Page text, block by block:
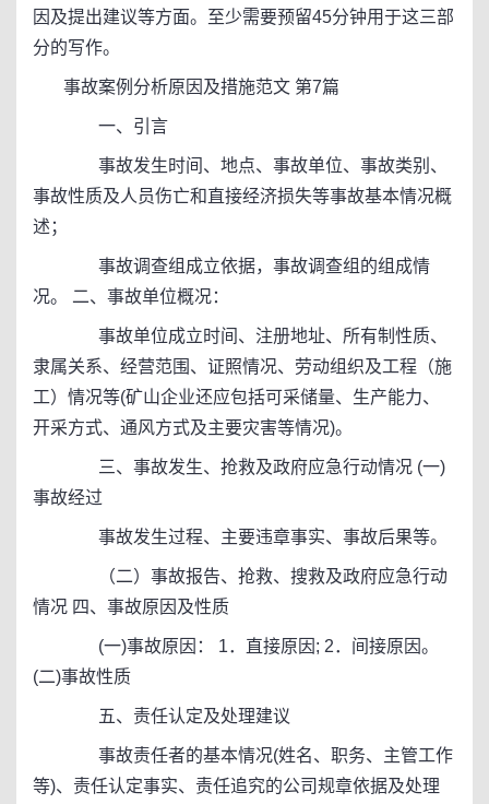
因及提出建议等方面。至少需要预留45分钟用于这三部
分的写作。
事故案例分析原因及措施范文 第7篇
一、引言
事故发生时间、地点、事故单位、事故类别、
事故性质及人员伤亡和直接经济损失等事故基本情况概
述；
事故调查组成立依据，事故调查组的组成情
况。 二、事故单位概况：
事故单位成立时间、注册地址、所有制性质、
隶属关系、经营范围、证照情况、劳动组织及工程（施
工）情况等(矿山企业还应包括可采储量、生产能力、
开采方式、通风方式及主要灾害等情况)。
三、事故发生、抢救及政府应急行动情况 (一)
事故经过
事故发生过程、主要违章事实、事故后果等。
（二）事故报告、抢救、搜救及政府应急行动
情况 四、事故原因及性质
(一)事故原因： 1．直接原因; 2．间接原因。
(二)事故性质
五、责任认定及处理建议
事故责任者的基本情况(姓名、职务、主管工作
等)、责任认定事实、责任追究的公司规章依据及处理